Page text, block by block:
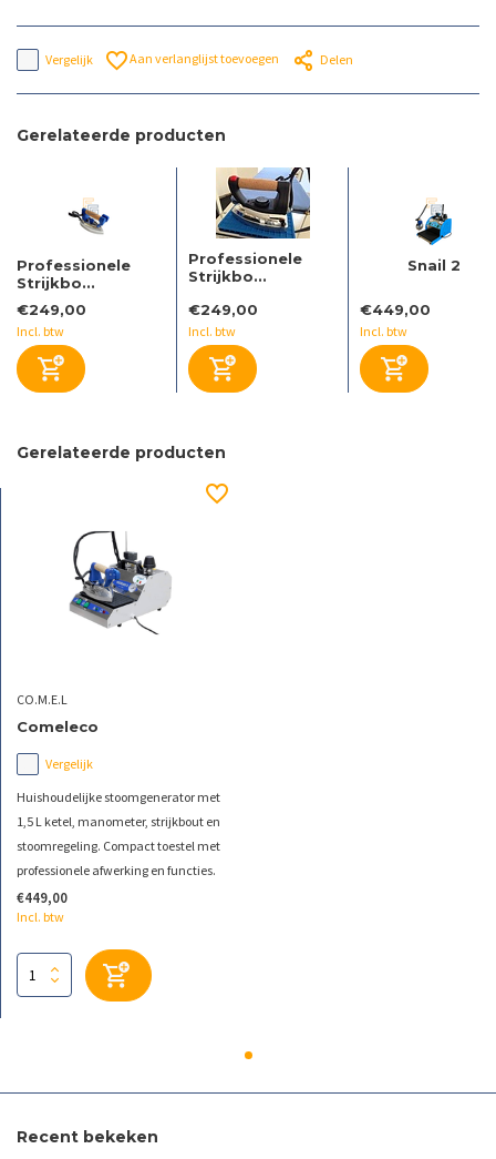
Vergelijk Aan verlanglijst toevoegen Delen
Gerelateerde producten
Professionele
Strijkbo...
€249,00
Incl. btw
Professionele
Strijkbo...
€249,00
Incl. btw
Snail 2
€449,00
Incl. btw
Gerelateerde producten
CO.M.E.L
Comeleco
Vergelijk
Huishoudelijke stoomgenerator met
1,5 L ketel, manometer, strijkbout en
stoomregeling. Compact toestel met
professionele afwerking en functies.
€449,00
Incl. btw
Recent bekeken